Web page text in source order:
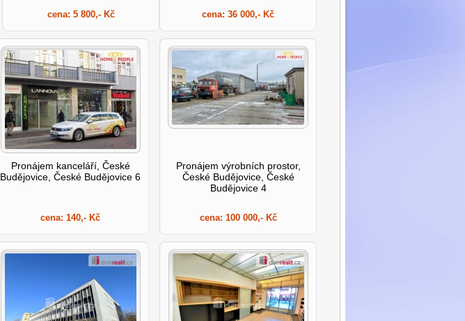
cena: 5 800,- Kč cena: 36 000,- Kč
Pronájem kanceláří, České
Budějovice, České Budějovice 6
cena: 140,- Kč
Pronájem výrobních prostor,
České Budějovice, České
Budějovice 4
cena: 100 000,- Kč